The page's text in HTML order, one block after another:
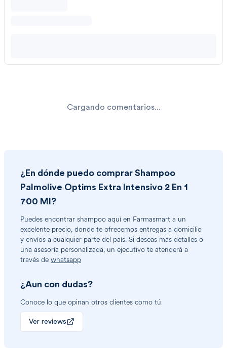
Cargando comentarios...
¿En dónde puedo comprar Shampoo
Palmolive Optims Extra Intensivo 2 En 1
700 Ml ?
Puedes encontrar shampoo aquí en Farmasmart a un
excelente precio, donde te ofrecemos entregas a domicilio
y envíos a cualquier parte del país. Si deseas más detalles o
una asesoría personalizada, un ejecutivo te atenderá a
través de whatsapp
¿Aun con dudas?
Conoce lo que opinan otros clientes como tú
Ver reviews